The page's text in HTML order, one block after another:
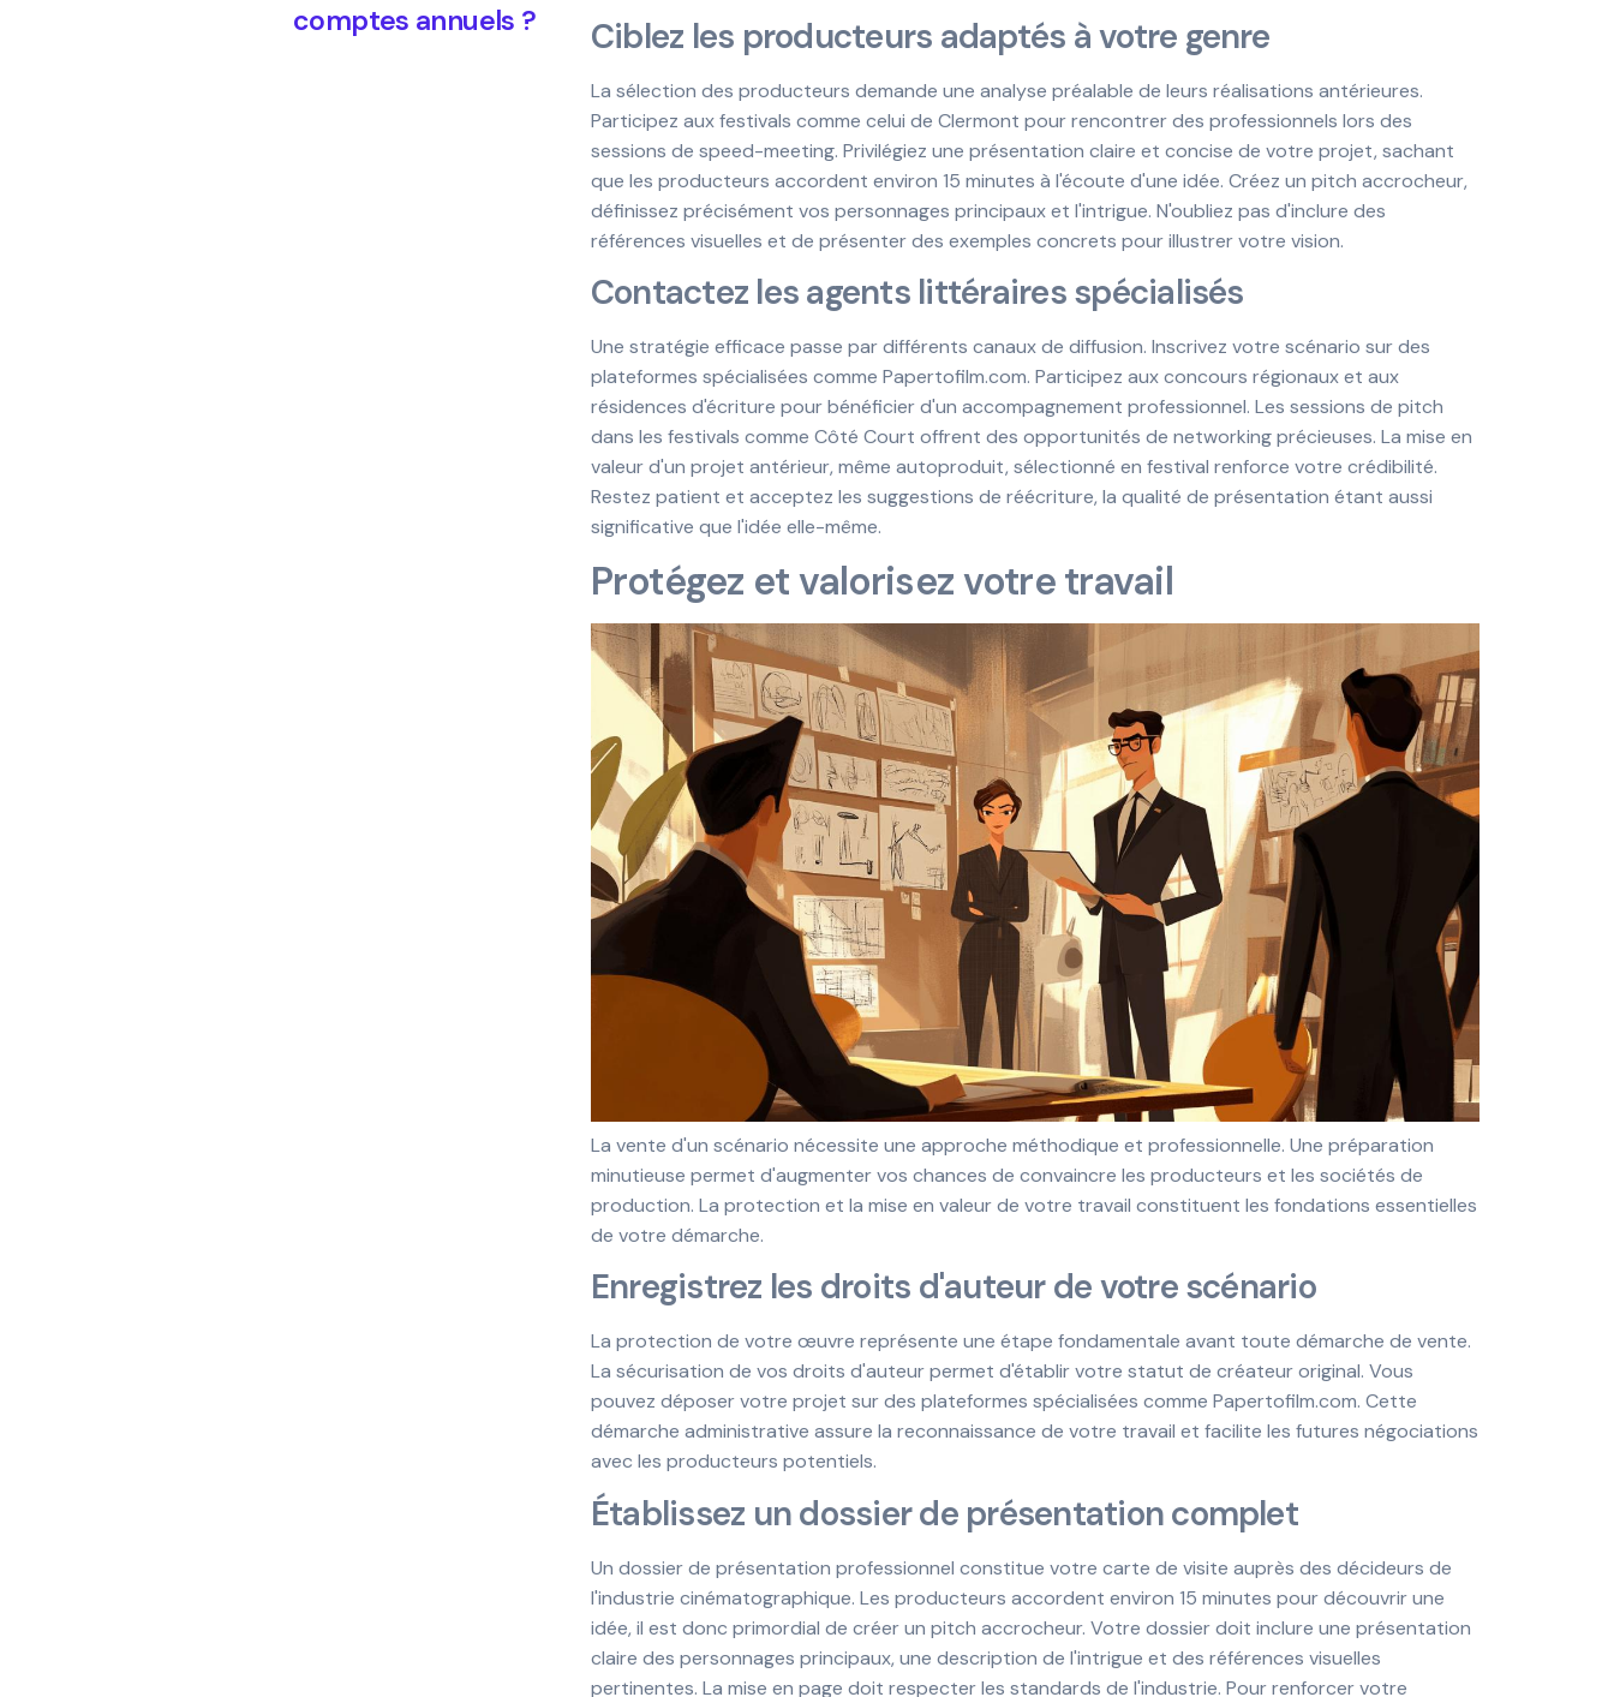
comptes annuels ?
Ciblez les producteurs adaptés à votre genre
La sélection des producteurs demande une analyse préalable de leurs réalisations antérieures.
Participez aux festivals comme celui de Clermont pour rencontrer des professionnels lors des
sessions de speed-meeting. Privilégiez une présentation claire et concise de votre projet, sachant
que les producteurs accordent environ 15 minutes à l'écoute d'une idée. Créez un pitch accrocheur,
définissez précisément vos personnages principaux et l'intrigue. N'oubliez pas d'inclure des
références visuelles et de présenter des exemples concrets pour illustrer votre vision.
Contactez les agents littéraires spécialisés
Une stratégie efficace passe par différents canaux de diffusion. Inscrivez votre scénario sur des
plateformes spécialisées comme Papertofilm.com. Participez aux concours régionaux et aux
résidences d'écriture pour bénéficier d'un accompagnement professionnel. Les sessions de pitch
dans les festivals comme Côté Court offrent des opportunités de networking précieuses. La mise en
valeur d'un projet antérieur, même autoproduit, sélectionné en festival renforce votre crédibilité.
Restez patient et acceptez les suggestions de réécriture, la qualité de présentation étant aussi
significative que l'idée elle-même.
Protégez et valorisez votre travail
La vente d'un scénario nécessite une approche méthodique et professionnelle. Une préparation
minutieuse permet d'augmenter vos chances de convaincre les producteurs et les sociétés de
production. La protection et la mise en valeur de votre travail constituent les fondations essentielles
de votre démarche.
Enregistrez les droits d'auteur de votre scénario
La protection de votre œuvre représente une étape fondamentale avant toute démarche de vente.
La sécurisation de vos droits d'auteur permet d'établir votre statut de créateur original. Vous
pouvez déposer votre projet sur des plateformes spécialisées comme Papertofilm.com. Cette
démarche administrative assure la reconnaissance de votre travail et facilite les futures négociations
avec les producteurs potentiels.
Établissez un dossier de présentation complet
Un dossier de présentation professionnel constitue votre carte de visite auprès des décideurs de
l'industrie cinématographique. Les producteurs accordent environ 15 minutes pour découvrir une
idée, il est donc primordial de créer un pitch accrocheur. Votre dossier doit inclure une présentation
claire des personnages principaux, une description de l'intrigue et des références visuelles
pertinentes. La mise en page doit respecter les standards de l'industrie. Pour renforcer votre